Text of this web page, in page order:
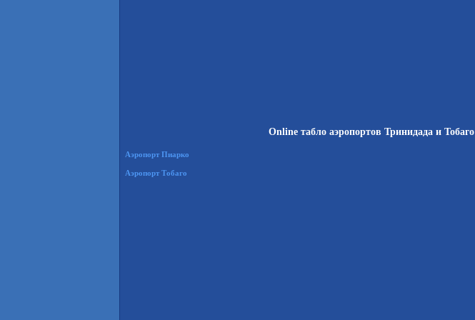
Online табло аэропортов Тринидада и Тобаго
Аэропорт Пиарко
Аэропорт Тобаго